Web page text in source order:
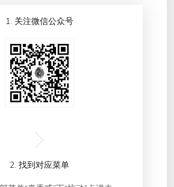
1. 关注微信公众号
2. 找到对应菜单